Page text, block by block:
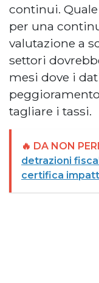
continui.
per una
valutazione a
settori
mesi dove i
tagliare i tassi.
🔥 DA NON
detrazioni
certifica